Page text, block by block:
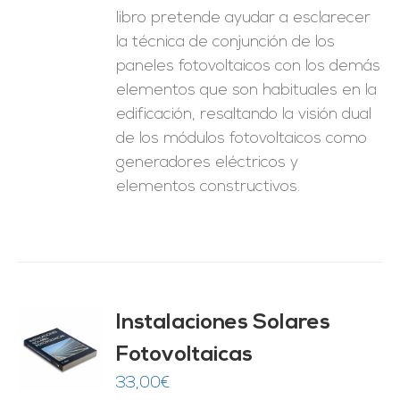
libro pretende ayudar a esclarecer
la técnica de conjunción de los
paneles fotovoltaicos con los demás
elementos que son habituales en la
edificación, resaltando la visión dual
de los módulos fotovoltaicos como
generadores eléctricos y
elementos constructivos.
Instalaciones Solares
Fotovoltaicas
33,00€